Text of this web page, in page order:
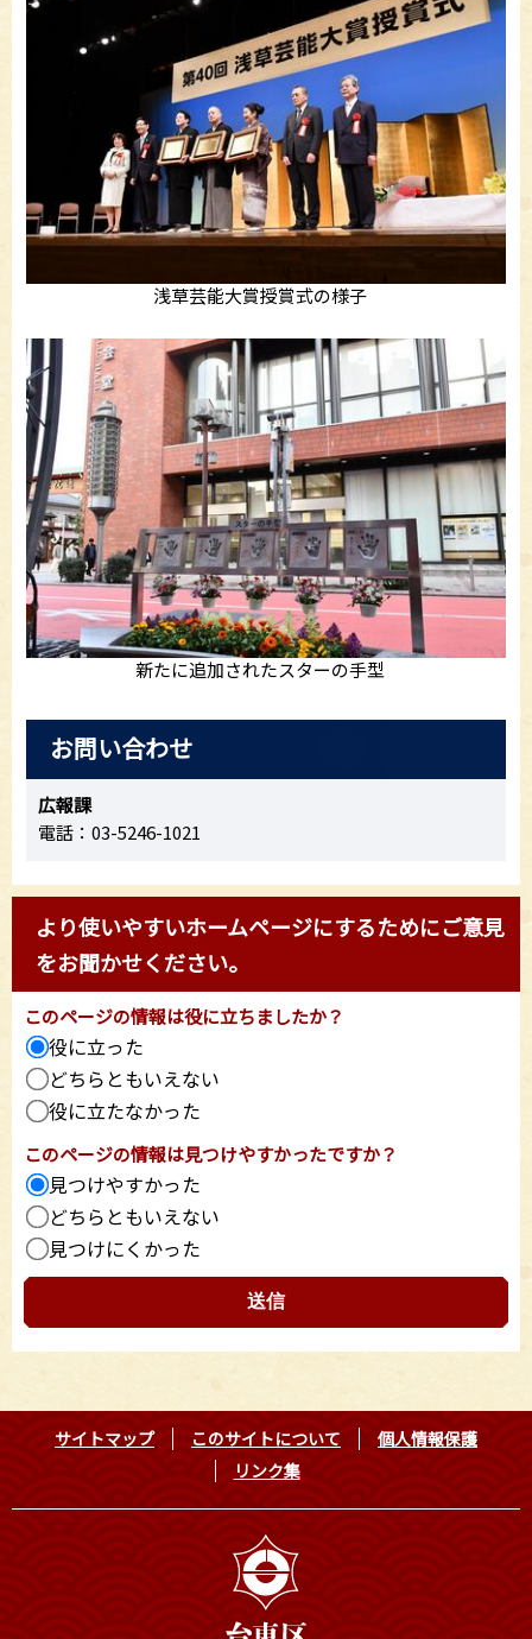
浅草芸能大賞授賞式の様子
新たに追加されたスターの手型
お問い合わせ
広報課
電話：03-5246-1021
より使いやすいホームページにするためにご意見
をお聞かせください。
このページの情報は役に立ちましたか？
役に立った
どちらともいえない
役に立たなかった
このページの情報は見つけやすかったですか？
見つけやすかった
どちらともいえない
見つけにくかった
サイトマップ このサイトについて
個人情報保護
リンク集